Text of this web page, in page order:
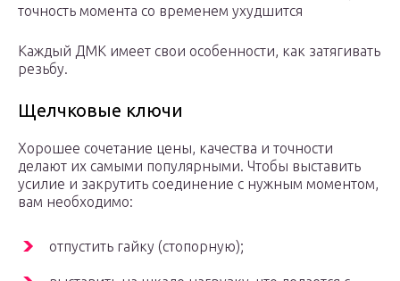
точность момента со временем ухудшится
Каждый ДМК имеет свои особенности, как затягивать
резьбу.
Щелчковые ключи
Хорошее сочетание цены, качества и точности
делают их самыми популярными. Чтобы выставить
усилие и закрутить соединение с нужным моментом,
вам необходимо:
отпустить гайку (стопорную);